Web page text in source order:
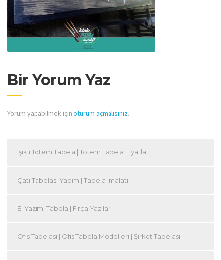
Bir Yorum Yaz
Yorum yapabilmek için oturum açmalısınız.
Işıklı Totem Tabela | Totem Tabela Fiyatları
Çatı Tabelası Yapım | Tabela imalatı
El Yazımı Tabela | Fırça Yazıları
Ofis Tabelası | Ofis Tabela Modelleri | Şirket Tabelası